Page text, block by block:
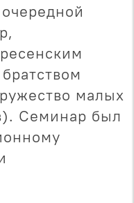
малых
Семинар был